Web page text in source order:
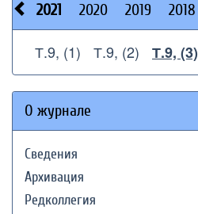
2021 2020 2019 2018
Т.9, (1) Т.9, (2) Т.9, (3)
О журнале
Сведения
Архивация
Редколлегия